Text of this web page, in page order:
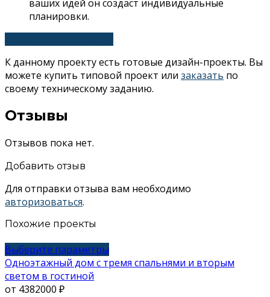
ваших идей он создаст индивидуальные
планировки.
К данному проекту есть готовые дизайн-проекты. Вы
можете купить типовой проект или заказать по
своему техническому заданию.
Отзывы
Отзывов пока нет.
Добавить отзыв
Для отправки отзыва вам необходимо
авторизоваться.
Похожие проекты
Выберите параметры
товар
Одноэтажный дом с тремя спальнями и вторым
светом в гостиной
от 4382000 ₽